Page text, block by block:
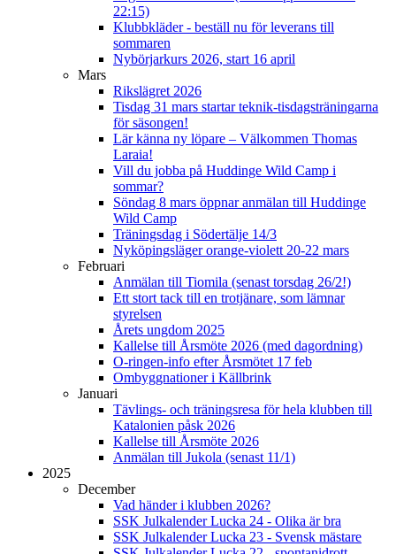
22:15)
Klubbkläder - beställ nu för leverans till
sommaren
Nybörjarkurs 2026, start 16 april
Mars
Rikslägret 2026
Tisdag 31 mars startar teknik-tisdagsträningarna
för säsongen!
Lär känna ny löpare – Välkommen Thomas
Laraia!
Vill du jobba på Huddinge Wild Camp i
sommar?
Söndag 8 mars öppnar anmälan till Huddinge
Wild Camp
Träningsdag i Södertälje 14/3
Nyköpingsläger orange-violett 20-22 mars
Februari
Anmälan till Tiomila (senast torsdag 26/2!)
Ett stort tack till en trotjänare, som lämnar
styrelsen
Årets ungdom 2025
Kallelse till Årsmöte 2026 (med dagordning)
O-ringen-info efter Årsmötet 17 feb
Ombyggnationer i Källbrink
Januari
Tävlings- och träningsresa för hela klubben till
Katalonien påsk 2026
Kallelse till Årsmöte 2026
Anmälan till Jukola (senast 11/1)
2025
December
Vad händer i klubben 2026?
SSK Julkalender Lucka 24 - Olika är bra
SSK Julkalender Lucka 23 - Svensk mästare